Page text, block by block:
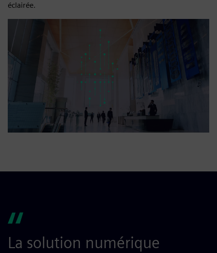
éclairée.
La solution numérique